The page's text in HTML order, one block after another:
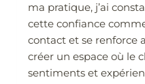
ma pratique, j’ai
cette confiance
contact et se renforce
créer un espace où le
sentiments et